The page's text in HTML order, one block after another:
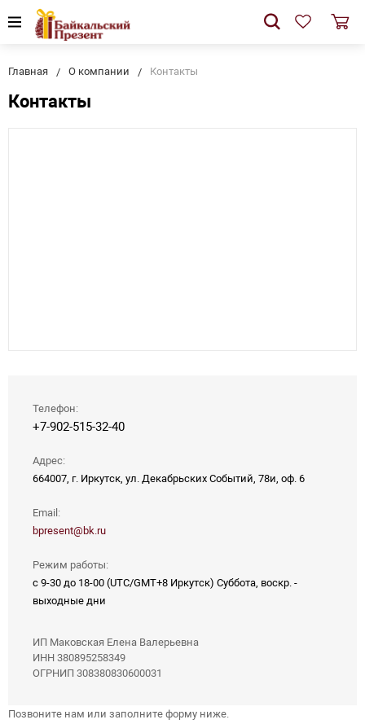
Главная О компании Контакты
Контакты
Телефон:
+7-902-515-32-40
Адрес:
664007, г. Иркутск, ул. Декабрьских Событий, 78и, оф. 6
Email:
bpresent@bk.ru
Режим работы:
с 9-30 до 18-00 (UTC/GMT+8 Иркутск) Суббота, воскр. -
выходные дни
ИП Маковская Елена Валерьевна
ИНН 380895258349
ОГРНИП 308380830600031
Позвоните нам или заполните форму ниже.